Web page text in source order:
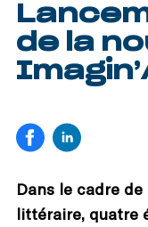
de la
Dans le cadre
littéraire, quatre